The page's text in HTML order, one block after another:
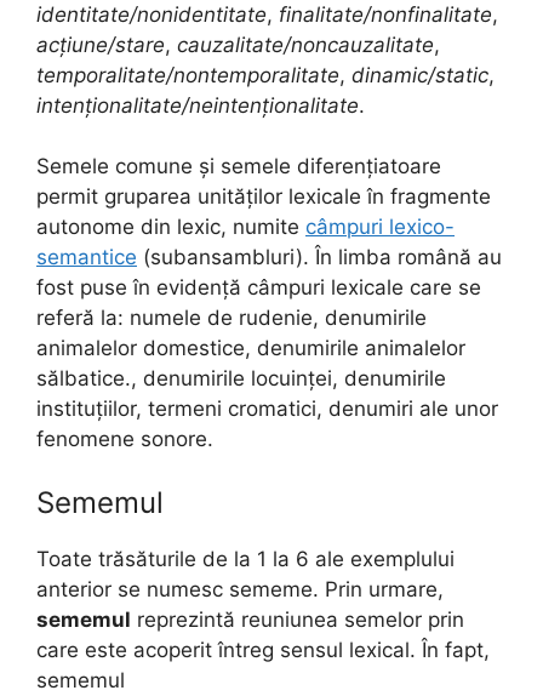
identitate/nonidentitate, finalitate/nonfinalitate,
acțiune/stare, cauzalitate/noncauzalitate,
temporalitate/nontemporalitate, dinamic/static,
intenționalitate/neintenționalitate.
Semele comune și semele diferențiatoare
permit gruparea unităților lexicale în fragmente
autonome din lexic, numite câmpuri lexico-
semantice (subansambluri). În limba română au
fost puse în evidență câmpuri lexicale care se
referă la: numele de rudenie, denumirile
animalelor domestice, denumirile animalelor
sălbatice., denumirile locuinței, denumirile
instituțiilor, termeni cromatici, denumiri ale unor
fenomene sonore.
Sememul
Toate trăsăturile de la 1 la 6 ale exemplului
anterior se numesc sememe. Prin urmare,
sememul reprezintă reuniunea semelor prin
care este acoperit întreg sensul lexical. În fapt,
sememul